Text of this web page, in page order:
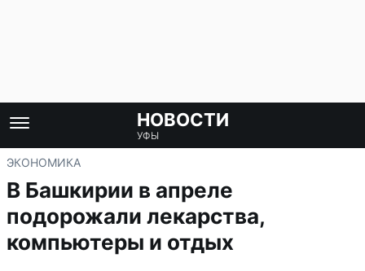
НОВОСТИ
УФЫ
ЭКОНОМИКА
В Башкирии в апреле
подорожали лекарства,
компьютеры и отдых